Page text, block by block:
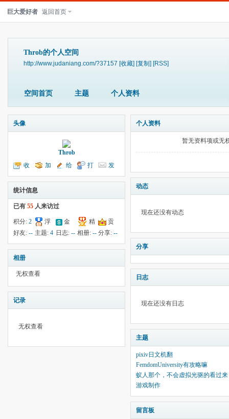
巨大爱好者 返回首页
Throb的个人空间
http://www.judaniang.com/?37157 [收藏] [复制] [RSS]
空间首页 主题 个人资料
头像
Throb
收
听TA
加
为好友
给
我留言
打
个招呼
发
送消息
统计信息
已有 55 人来访过
积分: 2
浮
云:
金
钱:32
精
华:--
贡
献:--
好友: -- 主题: 4 日志:-- 相册: -- 分享:--
相册
无权查看
记录
无权查看
个人资料
暂无资料项或无
动态
现在还没有动态
分享
日志
现在还没有日志
主题
pixiv日文机翻
FemdomUniversity有攻略嘛
蚁人那个，不会虚拟光驱的看过来
游戏制作
留言板